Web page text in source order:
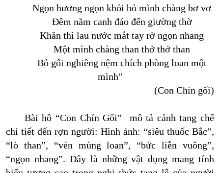
Ngọn hương ngọn khói bỏ mình chàng bơ vơ
Đêm năm canh đáo đến giường thờ
Khăn thì lau nước mắt tay rờ ngọn nhang
Một mình chàng than thở thở than
Bỏ gối nghiêng nệm chích phòng loan một
mình”
(Con Chín gối)
Bài hô “Con Chín Gối” mô tả cảnh tang chế
chi tiết đến rợn người: Hình ảnh: “siêu thuốc Bắc”,
“lò than”, “vén mùng loan”, “bức liễn vuông”,
“ngọn nhang”. Đây là những vật dụng mang tính